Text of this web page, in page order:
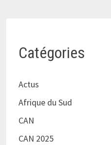
Catégories
Actus
Afrique du Sud
CAN
CAN 2025